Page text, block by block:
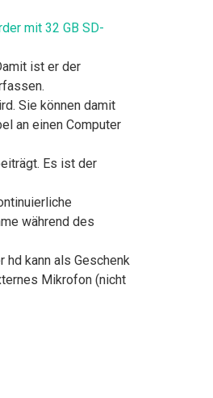
mit 32 GB SD-
ist er der
Sie können damit
an einen Computer
Es ist der
während des
hd kann als Geschenk
Mikrofon (nicht